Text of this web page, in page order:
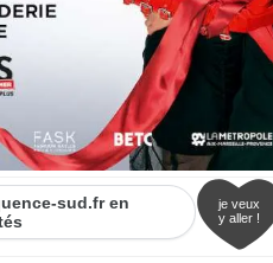
sud.fr en
je veux
y aller !